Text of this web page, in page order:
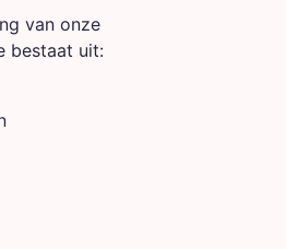
van onze
bestaat uit: